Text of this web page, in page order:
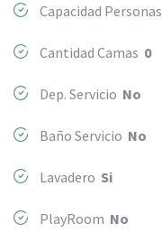
Capacidad Personas
Cantidad Camas 0
Dep. Servicio No
Baño Servicio No
Lavadero Si
PlayRoom No